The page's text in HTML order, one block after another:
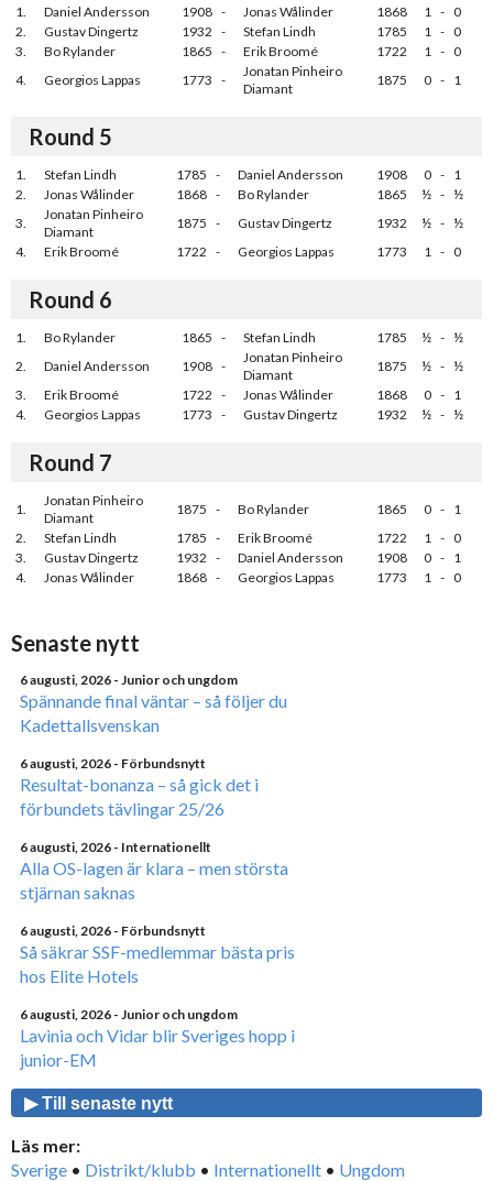
1. Daniel Andersson 1908 - Jonas Wålinder 1868 1 - 0
2.
Gustav Dingertz 1932 - Stefan Lindh 1785 1 - 0
3.
Bo Rylander 1865 - Erik Broomé 1722 1 - 0
4.
Georgios Lappas 1773 -
Jonatan Pinheiro
Diamant
1875 0 - 1
Round 5
1. Stefan Lindh 1785 - Daniel Andersson 1908 0 - 1
2.
Jonas Wålinder 1868 - Bo Rylander 1865 ½ - ½
3.
Jonatan Pinheiro
Diamant
1875 - Gustav Dingertz 1932 ½ - ½
4.
Erik Broomé 1722 - Georgios Lappas 1773 1 - 0
Round 6
1. Bo Rylander 1865 - Stefan Lindh 1785 ½ - ½
2.
Daniel Andersson 1908 -
Jonatan Pinheiro
Diamant
1875 ½ - ½
3.
Erik Broomé 1722 - Jonas Wålinder 1868 0 - 1
4.
Georgios Lappas 1773 - Gustav Dingertz 1932 ½ - ½
Round 7
1.
Jonatan Pinheiro
Diamant
1875 - Bo Rylander 1865 0 - 1
2.
Stefan Lindh 1785 - Erik Broomé 1722 1 - 0
3.
Gustav Dingertz 1932 - Daniel Andersson 1908 0 - 1
4.
Jonas Wålinder 1868 - Georgios Lappas 1773 1 - 0
Senaste nytt
6 augusti, 2026 - Junior och ungdom
Spännande final väntar – så följer du
Kadettallsvenskan
6 augusti, 2026 - Förbundsnytt
Resultat-bonanza – så gick det i
förbundets tävlingar 25/26
6 augusti, 2026 - Internationellt
Alla OS-lagen är klara – men största
stjärnan saknas
6 augusti, 2026 - Förbundsnytt
Så säkrar SSF-medlemmar bästa pris
hos Elite Hotels
6 augusti, 2026 - Junior och ungdom
Lavinia och Vidar blir Sveriges hopp i
junior-EM
▶ Till senaste nytt
Läs mer:
Sverige • Distrikt/klubb • Internationellt • Ungdom